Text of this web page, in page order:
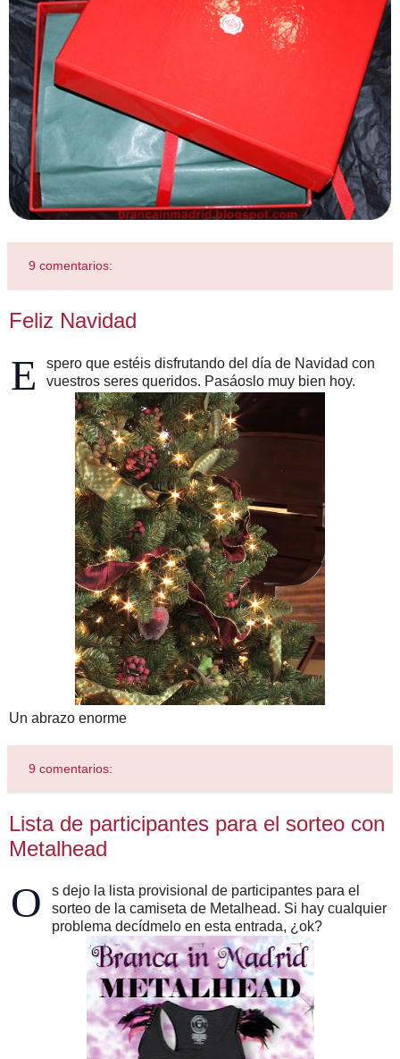
9 comentarios:
Feliz Navidad
E
spero que estéis disfrutando del día de Navidad con
vuestros seres queridos. Pasáoslo muy bien hoy.
Un abrazo enorme
9 comentarios:
Lista de participantes para el sorteo con
Metalhead
O
s dejo la lista provisional de participantes para el
sorteo de la camiseta de Metalhead. Si hay cualquier
problema decídmelo en esta entrada, ¿ok?